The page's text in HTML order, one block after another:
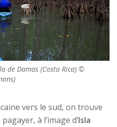
de Damas (Costa Rica) ©
vers le sud, on trouve
à l’image d’Isla